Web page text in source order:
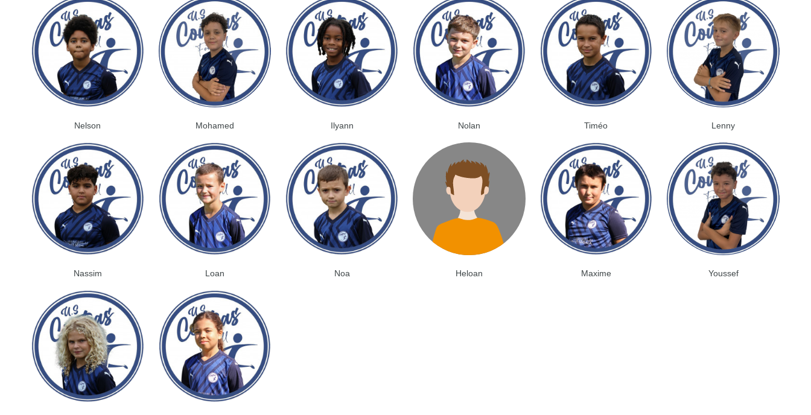
Nelson Mohamed Ilyann Nolan Timéo Lenny
Nassim Loan Noa Heloan Maxime Youssef